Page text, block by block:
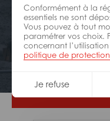
Conformément à la
essentiels ne sont
Vous pouvez à tout
paramétrer vos choix.
concernant
politique de
Je refuse
Plaquiste H/
Interim la Côte-